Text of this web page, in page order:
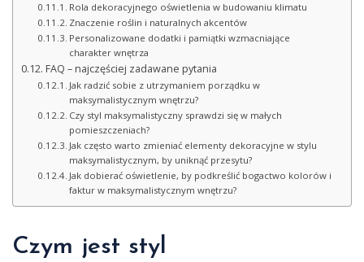
Rola dekoracyjnego oświetlenia w budowaniu klimatu
Znaczenie roślin i naturalnych akcentów
Personalizowane dodatki i pamiątki wzmacniające
charakter wnętrza
FAQ – najczęściej zadawane pytania
Jak radzić sobie z utrzymaniem porządku w
maksymalistycznym wnętrzu?
Czy styl maksymalistyczny sprawdzi się w małych
pomieszczeniach?
Jak często warto zmieniać elementy dekoracyjne w stylu
maksymalistycznym, by uniknąć przesytu?
Jak dobierać oświetlenie, by podkreślić bogactwo kolorów i
faktur w maksymalistycznym wnętrzu?
Czym jest styl